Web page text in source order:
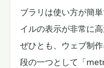
ブラリは使い方が簡
イルの表示が非常に高
ぜひとも、ウェブ制
段の一つとして「